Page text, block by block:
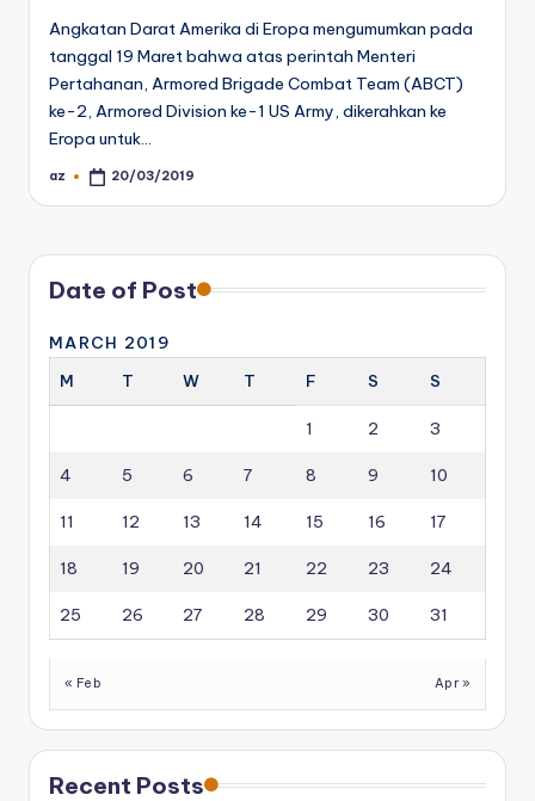
Angkatan Darat Amerika di Eropa mengumumkan pada
tanggal 19 Maret bahwa atas perintah Menteri
Pertahanan, Armored Brigade Combat Team (ABCT)
ke-2, Armored Division ke-1 US Army, dikerahkan ke
Eropa untuk…
Posted
az 20/03/2019
Date of Post
MARCH 2019
M
T W T F S S
1 2 3
4 5 6 7 8 9 10
11 12 13 14 15 16 17
18 19 20 21 22 23 24
25 26 27 28 29 30 31
« Feb Apr »
Recent Posts